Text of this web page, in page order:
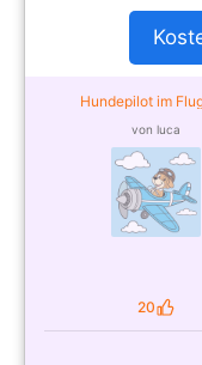
Hundepilot im
von luca
20
Likes